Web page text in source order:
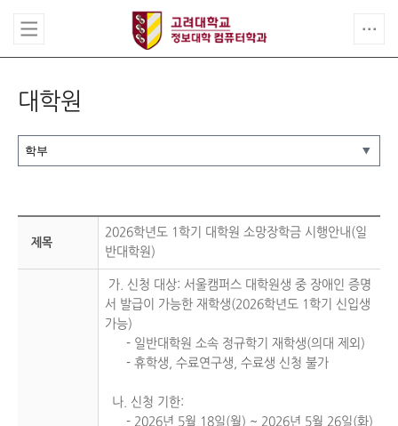
대학원
제목
2026학년도 1학기 대학원 소망장학금 시행안내(일
반대학원)
가. 신청 대상: 서울캠퍼스 대학원생 중 장애인 증명
서 발급이 가능한 재학생(2026학년도 1학기 신입생
가능)
- 일반대학원 소속 정규학기 재학생(의대 제외)
- 휴학생, 수료연구생, 수료생 신청 불가
나. 신청 기한:
- 2026년 5월 18일(월) ~ 2026년 5월 26일(화)